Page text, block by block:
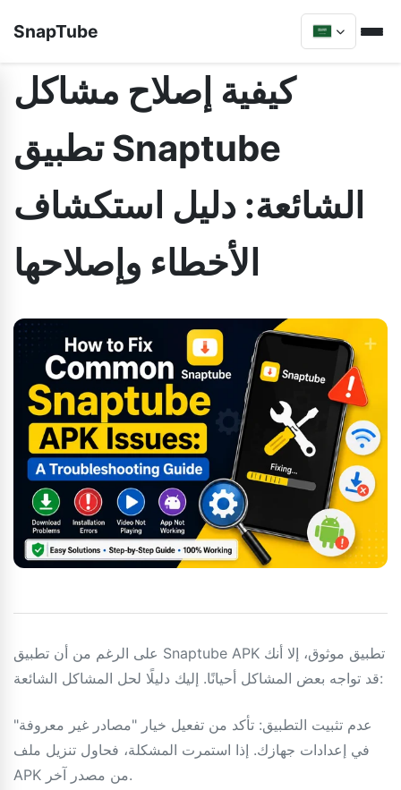
SnapTube
كيفية إصلاح مشاكل
تطبيق Snaptube
الشائعة: دليل استكشاف
الأخطاء وإصلاحها
على الرغم من أن تطبيق Snaptube APK تطبيق موثوق، إلا أنك
قد تواجه بعض المشاكل أحيانًا. إليك دليلًا لحل المشاكل الشائعة:
عدم تثبيت التطبيق: تأكد من تفعيل خيار "مصادر غير معروفة"
في إعدادات جهازك. إذا استمرت المشكلة، فحاول تنزيل ملف
APK من مصدر آخر.